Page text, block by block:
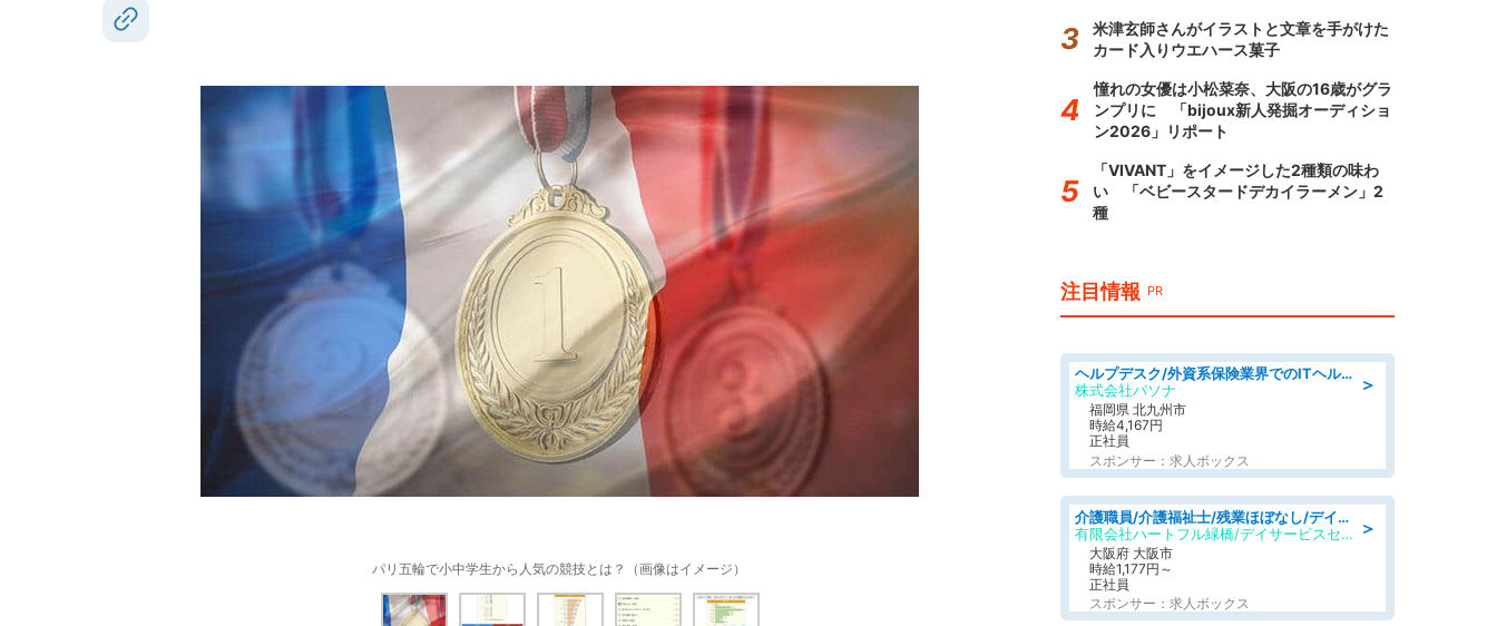
パリ五輪で小中学生から人気の競技とは？（画像はイメージ）
米津玄師さんがイラストと文章を手がけた
カード入りウエハース菓子
憧れの女優は小松菜奈、大阪の16歳がグラ
ンプリに 「bijoux新人発掘オーディショ
ン2026」リポート
「VIVANT」をイメージした2種類の味わ
い 「ベビースタードデカイラーメン」2
種
注目情報 PR
＞
ヘルプデスク/外資系保険業界でのITヘルプデスク業務/駅近/即日勤務可/ヘルプデスク
株式会社パソナ
福岡県 北九州市
時給4,167円
正社員
スポンサー：求人ボックス
＞
介護職員/介護福祉士/残業ほぼなし/デイサービスの介護士/日勤のみ
有限会社ハートフル緑橋/デイサービスセンター ハートフル東成
大阪府 大阪市
時給1,177円～
正社員
スポンサー：求人ボックス